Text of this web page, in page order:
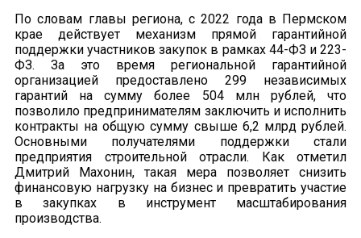
По словам главы региона, с 2022 года в Пермском
крае действует механизм прямой гарантийной
поддержки участников закупок в рамках 44-ФЗ и 223-
ФЗ. За это время региональной гарантийной
организацией предоставлено 299 независимых
гарантий на сумму более 504 млн рублей, что
позволило предпринимателям заключить и исполнить
контракты на общую сумму свыше 6,2 млрд рублей.
Основными получателями поддержки стали
предприятия строительной отрасли. Как отметил
Дмитрий Махонин, такая мера позволяет снизить
финансовую нагрузку на бизнес и превратить участие
в закупках в инструмент масштабирования
производства.